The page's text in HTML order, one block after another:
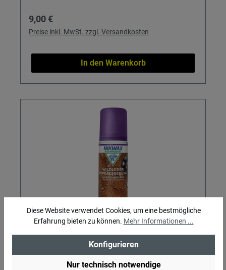
Diese Website verwendet Cookies, um eine bestmögliche
Erfahrung bieten zu können. Mehr Informationen ...
Nur technisch notwendige
Konfigurieren
Regulärer Preis:
9,00 €
Preise inkl. MwSt. zzgl. Versandkosten
In den Warenkorb
Nikwax Wildleder Imprägnierung
mit Schwammapplikator